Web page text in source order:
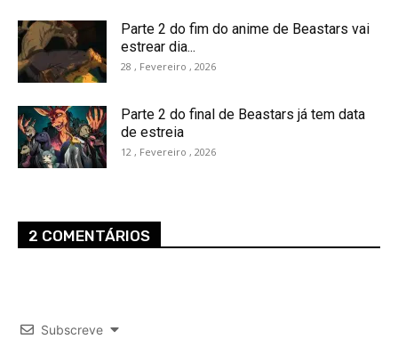
Parte 2 do fim do anime de Beastars vai
estrear dia...
28 , Fevereiro , 2026
Parte 2 do final de Beastars já tem data
de estreia
12 , Fevereiro , 2026
2 COMENTÁRIOS
Subscreve